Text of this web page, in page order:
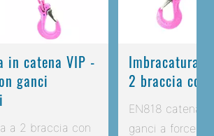
in catena VIP -
ganci
a 2 braccia con
Imbracatura
2 braccia
EN818 catena
ganci a forcella